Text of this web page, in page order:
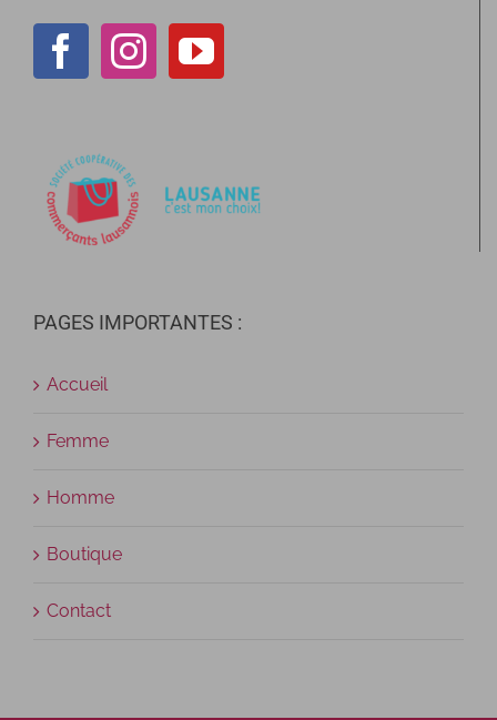
PAGES IMPORTANTES :
Accueil
Femme
Homme
Boutique
Contact